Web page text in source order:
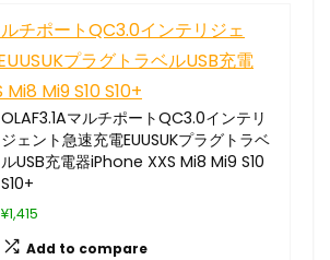
OLAF3.1AマルチポートQC3.0インテリ
ジェント急速充電EUUSUKプラグトラベ
ルUSB充電器iPhone XXS Mi8 Mi9 S10
S10+
¥1,415
Add to compare